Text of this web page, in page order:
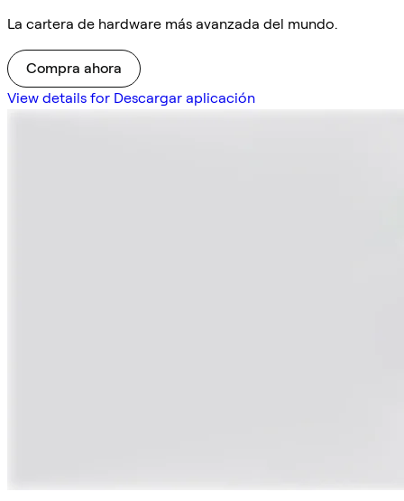
La cartera de hardware más avanzada del mundo.
Compra ahora
View details for Descargar aplicación